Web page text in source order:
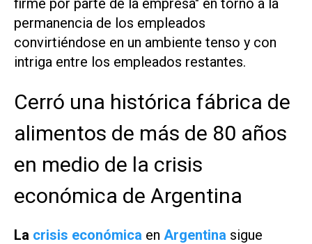
permanencia de los empleados
convirtiéndose en un ambiente tenso y con
intriga entre los empleados restantes.
Cerró una histórica fábrica de
alimentos de más de 80 años
en medio de la crisis
económica de Argentina
La crisis económica en Argentina sigue